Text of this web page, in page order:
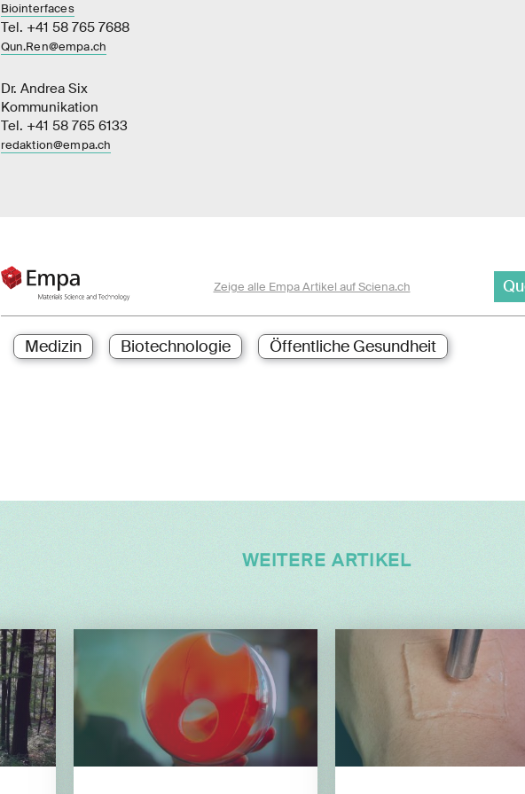
Biointerfaces
Tel. +41 58 765 7688
Qun.Ren@empa.ch
Dr. Andrea Six
Kommunikation
Tel. +41 58 765 6133
redaktion@empa.ch
Zeige alle Empa Artikel auf Sciena.ch
Medizin Biotechnologie Öffentliche Gesundheit
WEITERE ARTIKEL